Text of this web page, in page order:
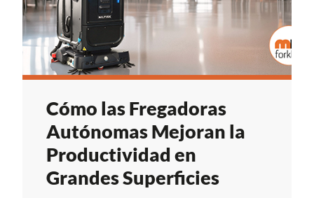
Cómo las Fregadoras
Autónomas Mejoran la
Productividad en
Grandes Superficies